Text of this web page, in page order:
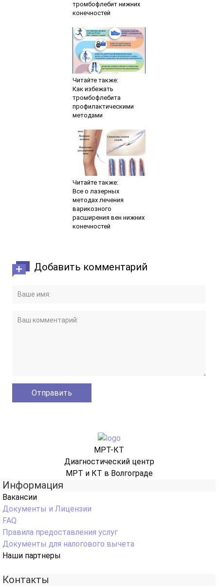
тромбофлебит нижних
конечностей
Читайте также:
Как избежать
тромбофлебита
профилактическими
методами
Читайте также:
Все о лазерных
методах лечения
варикозного
расширения вен нижних
конечностей
Добавить комментарий
МРТ-КТ
Диагностический центр
МРТ и КТ в Волгограде
Информация
Вакансии
Документы и Лицензии
FAQ
Правила предоставления услуг
Документы для налогового вычета
Наши партнеры
Контакты